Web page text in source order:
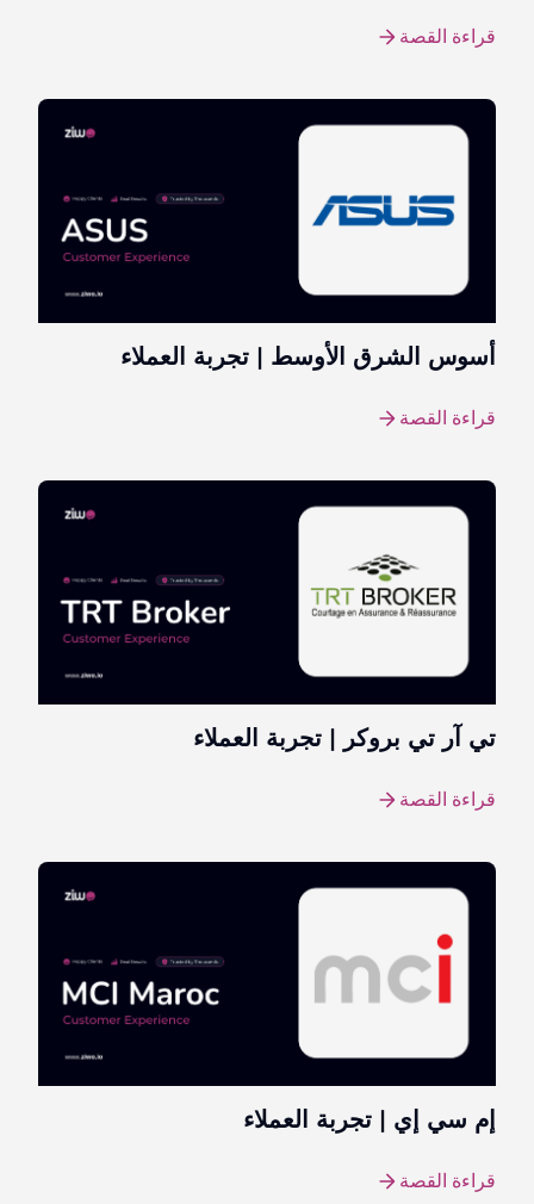
قراءة القصة
أسوس الشرق الأوسط | تجربة العملاء
قراءة القصة
تي آر تي بروكر | تجربة العملاء
قراءة القصة
إم سي إي | تجربة العملاء
قراءة القصة